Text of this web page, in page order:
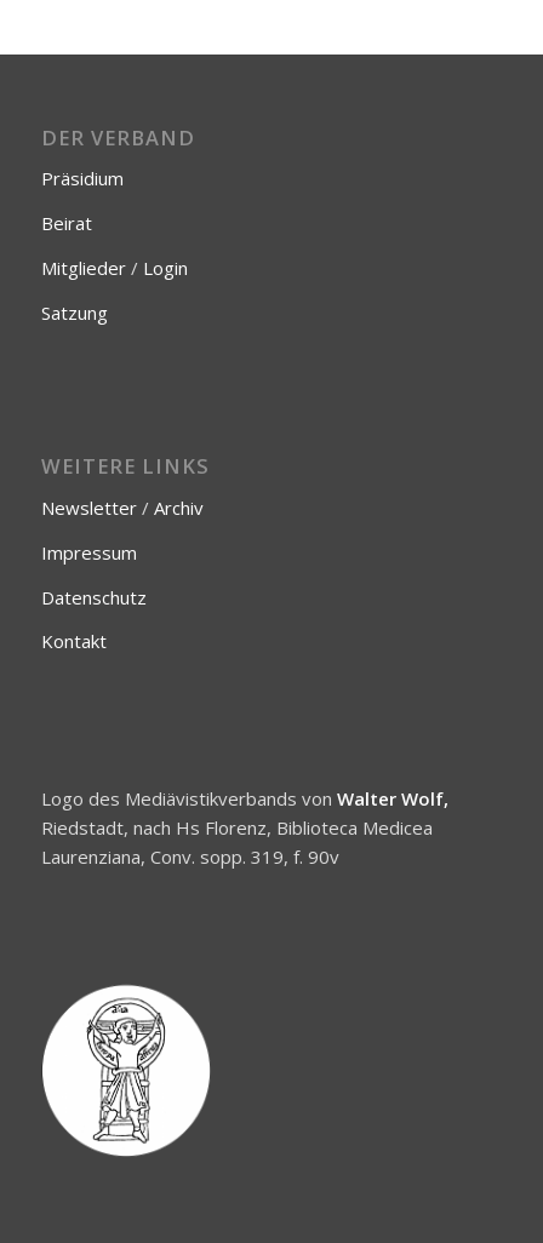
DER VERBAND
Präsidium
Beirat
Mitglieder/ Login
Satzung
WEITERE LINKS
Newsletter/ Archiv
Impressum
Datenschutz
Kontakt
Logo des Mediävistikverbands von Walter Wolf,
Riedstadt, nach Hs Florenz, Biblioteca Medicea
Laurenziana, Conv. sopp. 319, f. 90v